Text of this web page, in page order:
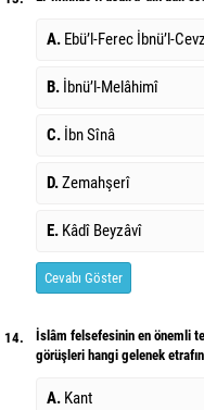
A. Ebü’l-Ferec İbnü’l-
B. İbnü’l-Melâhimî
C. İbn Sînâ
D.Zemahşerî
E. Kâdî Beyzâvî
Cevabı Göster
14.
İslâm felsefesinin en önemli
görüşleri hangi gelenek
A. Kant